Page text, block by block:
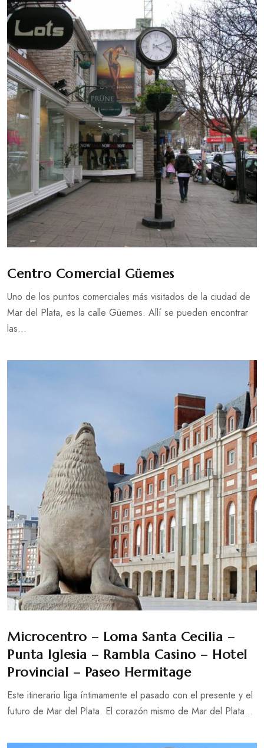
Centro Comercial Güemes
Uno de los puntos comerciales más visitados de la ciudad de
Mar del Plata, es la calle Güemes. Allí se pueden encontrar
las...
Microcentro – Loma Santa Cecilia –
Punta Iglesia – Rambla Casino – Hotel
Provincial – Paseo Hermitage
Este itinerario liga íntimamente el pasado con el presente y el
futuro de Mar del Plata. El corazón mismo de Mar del Plata...